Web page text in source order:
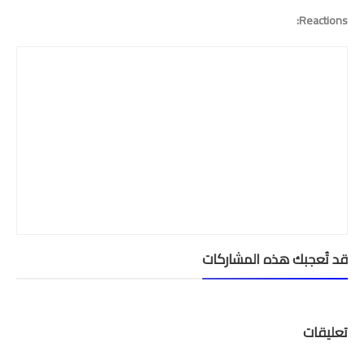
Reactions:
قد تُعجبك هذه المشاركات
تعليقات